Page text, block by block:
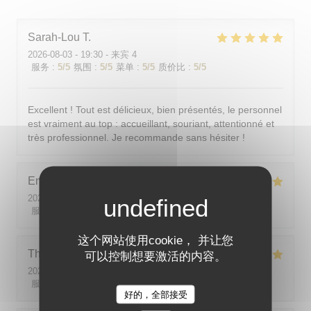
这个网站使用cookie， 并让您
可以控制想要激活的内容。
好的，全部接受
Sarah-Lou T
2026-08-03 - 19:30 - 来宾 4
服务 : 5/5 氛围 : 5/5 菜单 : 5/5 质价比 : 5/5
Excellent ! Tout est délicieux, bien présentés, le personnel
est vraiment au top : accueillant, souriant, attentionné et
très professionnel. Je recommande sans hésiter !
Emilie
2026-08-05
服务
/5 菜单 : 5/5 质价比: 5/5
Theo
2026-08-01
服务
菜单: 5/5 质价比: 5